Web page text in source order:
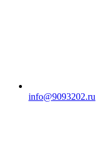
info@9093202.ru